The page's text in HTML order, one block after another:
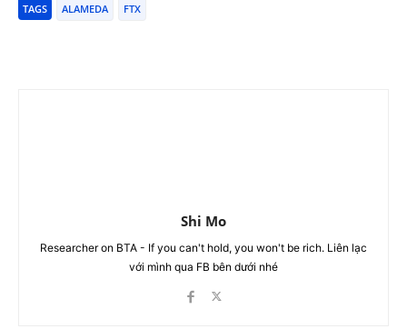
TAGS ALAMEDA FTX
Shi Mo
Researcher on BTA - If you can't hold, you won't be rich. Liên lạc
với mình qua FB bên dưới nhé